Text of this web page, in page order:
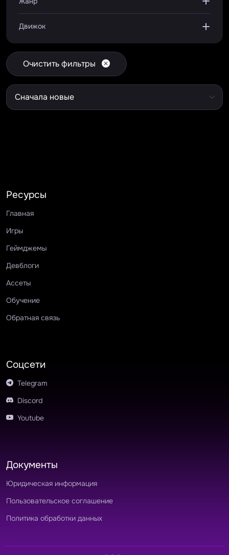
Движок
Очистить фильтры
Ресурсы
Главная
Игры
Геймджемы
Девблоги
Ассеты
Обучение
Обратная связь
Соцсети
Telegram
Discord
Youtube
Документы
Юридическая информация
Пользовательское соглашение
Политика обработки данных